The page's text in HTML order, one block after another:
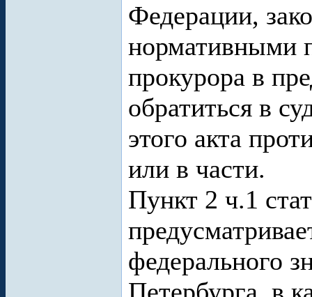
Федерации,
нормативными
прокурора в
обратиться в
этого акта
или в части.
Пункт 2 ч.1
федерального